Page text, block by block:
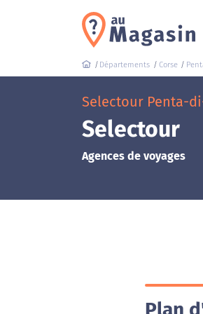
Départements Corse
Selectour Penta-
Selectour
Agences de voyages